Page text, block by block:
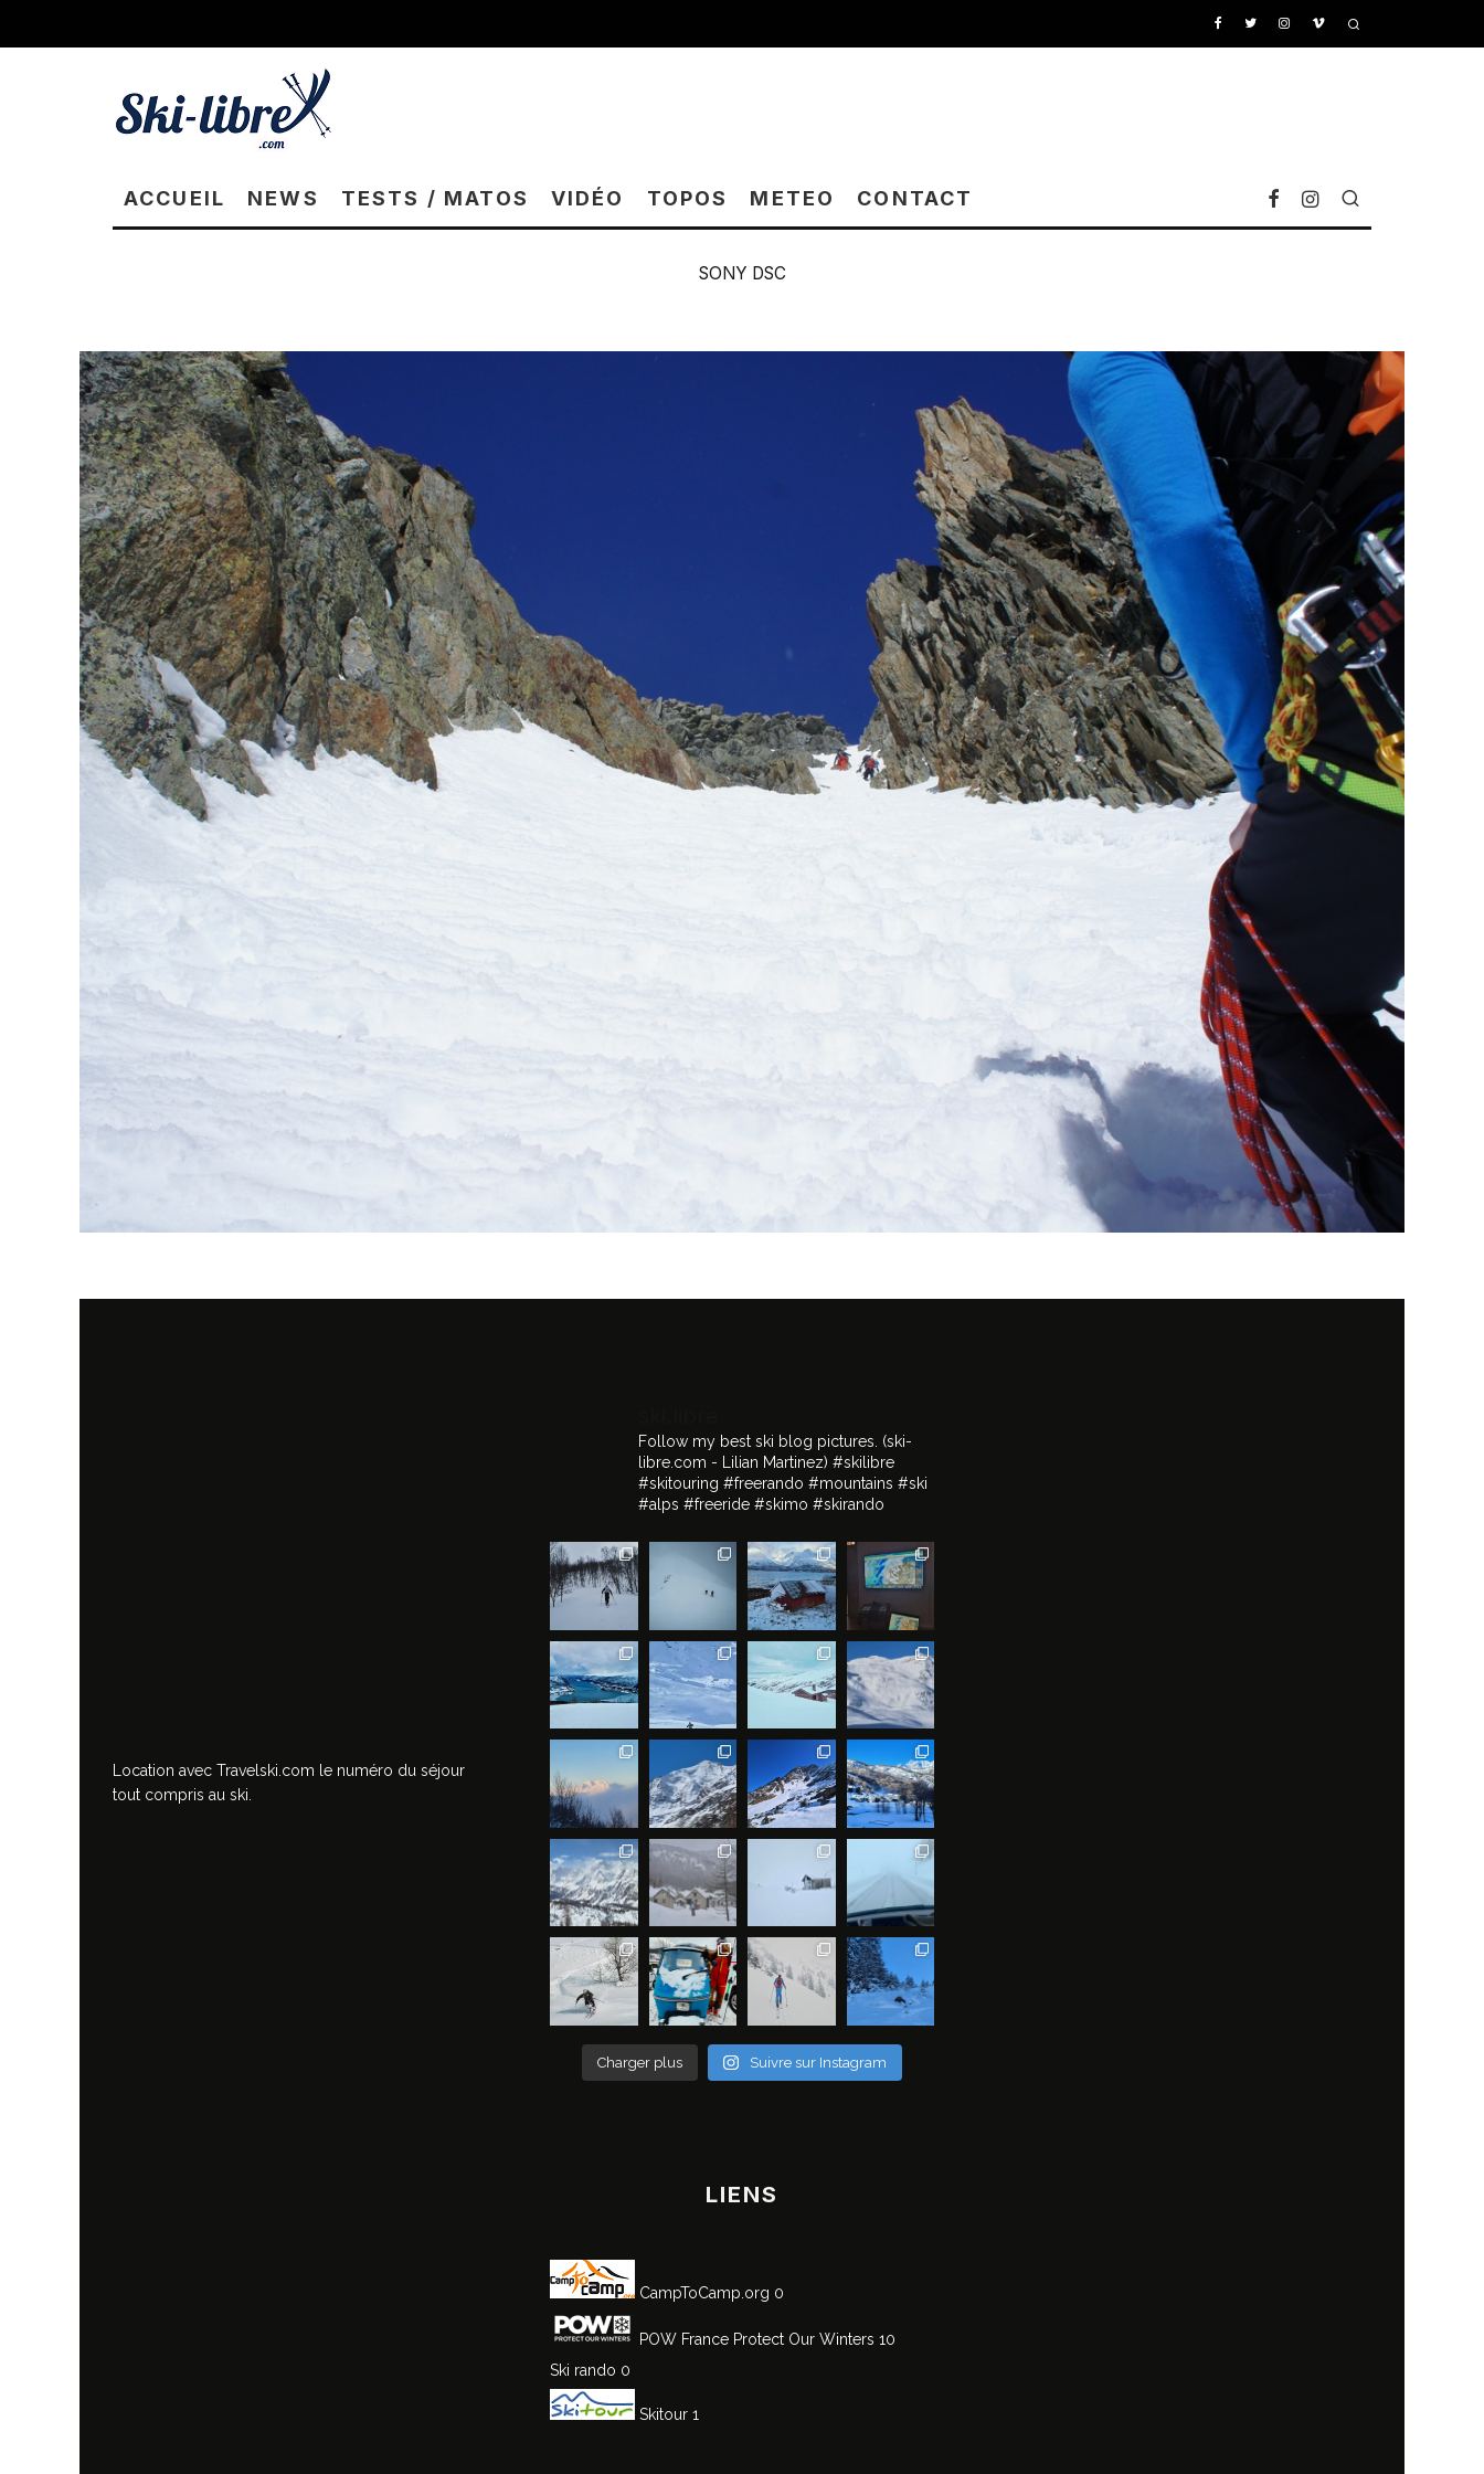
ACCUEIL NEWS TESTS / MATOS VIDÉO TOPOS METEO CONTACT
SONY DSC
Location avec Travelski.com le numéro du séjour
tout compris au ski.
Follow my best ski blog pictures. (ski-
libre.com - Lilian Martinez) #skilibre
#skitouring #freerando #mountains #ski
#alps #freeride #skimo #skirando
Charger plus Suivre sur Instagram
LIENS
CampToCamp.org 0
POW France Protect Our Winters 10
Ski rando 0
Skitour 1